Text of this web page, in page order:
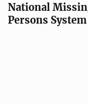
National
Persons